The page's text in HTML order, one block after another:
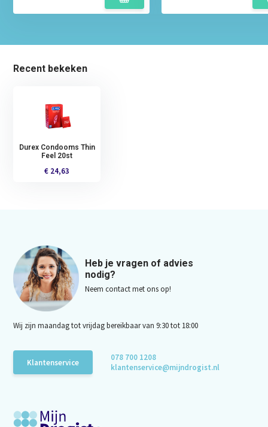
Recent bekeken
Durex Condooms Thin
Feel 20st
€ 24,63
Heb je vragen of advies
nodig?
Neem contact met ons op!
Wij zijn maandag tot vrijdag bereikbaar van 9:30 tot 18:00
Klantenservice
078 700 1208
klantenservice@mijndrogist.nl